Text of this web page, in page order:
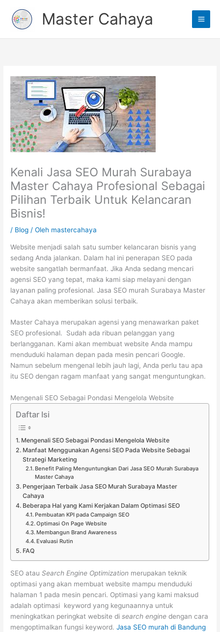
konten
Master Cahaya
Main
Kenali Jasa SEO Murah Surabaya
Master Cahaya Profesional Sebagai
Pilihan Terbaik Untuk Kelancaran
Bisnis!
/ Blog / Oleh mastercahaya
Website menjadi salah satu sumber kelancaran bisnis yang
sedang Anda jalankan. Dalam hal ini penerapan SEO pada
website sangatlah bermanfaat. Jika Anda sedang mencari
agensi SEO yang tepat, maka kami siap melayani dengan
layanan paling profesional. Jasa SEO murah Surabaya Master
Cahaya akan memberikan solusi terbaik.
Master Cahaya merupakan agensi yang menawarkan paket
SEO profesional. Sudah ada ribuan pelanggan yang
berlangganan. Kami akan membuat website Anda mampu
menduduki halaman depan pada mesin pencari Google.
Namun sebelum mengenal lebih jauh lagi, Anda perlu tau apa
itu SEO dengan ragam manfaat yang sangat menguntungkan.
Mengenali SEO Sebagai Pondasi Mengelola Website
Daftar Isi
Mengenali SEO Sebagai Pondasi Mengelola Website
Manfaat Menggunakan Agensi SEO Pada Website Sebagai
Strategi Marketing
Benefit Paling Menguntungkan Dari Jasa SEO Murah Surabaya
Master Cahaya
Pengerjaan Terbaik Jasa SEO Murah Surabaya Master
Cahaya
Beberapa Hal yang Kami Kerjakan Dalam Optimasi SEO
Pembuatan KPI pada Campaign SEO
Optimasi On Page Website
Membangun Brand Awareness
Evaluasi Rutin
FAQ
SEO atauSearch Engine Optimization merupakan teknik
optimasi yang akan membuat website mampu menduduki
halaman 1 pada mesin pencari. Optimasi yang kami maksud
adalah optimasi keyword yang kegunaannya untuk
meningkatkan peringkat website disearch engine dengan cara
mengoptimalkan fungsi keyword.Jasa SEO murah di Bandung